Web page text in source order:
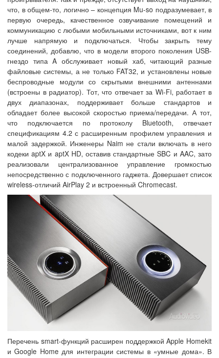
что, в общем-то, логично – концепция Mu-so подразумевает, в
первую очередь, качественное озвучивание помещений и
коммуникацию с любыми мобильными источниками, вот к ним
лучше напрямую и подключаться. Чтобы закрыть тему
соединений, добавлю, что в модели второго поколения USB-
гнездо типа A обслуживает новый хаб, читающий разные
файловые системы, а не только FAT32, и установлены новые
беспроводные модули со скрытыми внешними антеннами
(встроены в радиатор). Тот, что отвечает за Wi-Fi, работает в
двух диапазонах, поддерживает больше стандартов и
обладает более высокой скоростью приема/передачи. А тот,
что подключается по протоколу Bluetooth, отвечает
спецификациям 4.2 с расширенным профилем управления и
малой задержкой. Инженеры Naim не стали включать в него
кодеки aptX и aptX HD, оставив стандартные SBC и AAC, зато
реализовали централизованное управление громкостью
непосредственно с подключенного гаджета. Довершает список
wireless-отличий AirPlay 2 и встроенный Chromecast.
Перечень smart-функций расширен поддержкой Apple Homekit
и Google Home для интеграции системы в «умные дома». В